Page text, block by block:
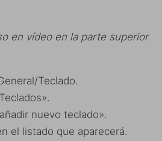
en vídeo en la parte superior
Teclado.
nuevo teclado».
el listado que aparecerá.